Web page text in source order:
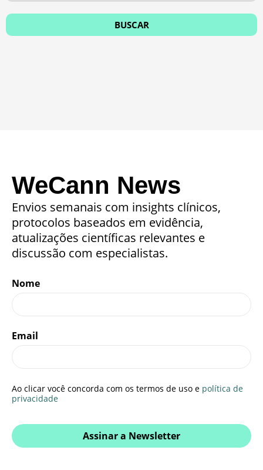
WeCann News
Envios semanais com insights clínicos,
protocolos baseados em evidência,
atualizações científicas relevantes e
discussão com especialistas.
Nome
Email
Ao clicar você concorda com os termos de uso e política de
privacidade
Assinar a Newsletter